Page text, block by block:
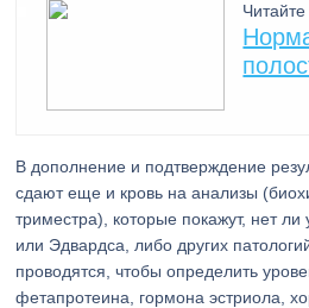
Читайте
В дополнение и подтверждение
сдают еще и кровь на анализы
триместра), которые покажут, нет
или Эдвардса, либо других
проводятся, чтобы определить
фетапротеина, гормона эстриола,